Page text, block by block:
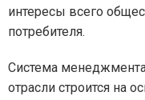
интересы всего
потребителя.
Система
отрасли строится на